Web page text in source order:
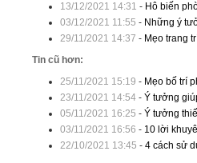
13/12/2021 14:31 - Hô biến
03/12/2021 11:55 - Những ý
29/11/2021 14:37 - Mẹo trang
Tin cũ hơn:
25/11/2021 15:19 - Mẹo bố trí
23/11/2021 14:54- Ý tưởng
05/11/2021 16:25 - Ý tưởng
03/11/2021 16:56 - 10 lời
22/10/2021 13:45 - 4 cách sử